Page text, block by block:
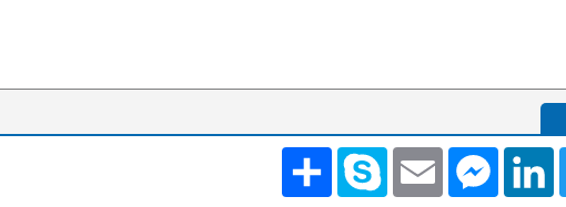
انشر Skype EmailMessengerLinkedIn